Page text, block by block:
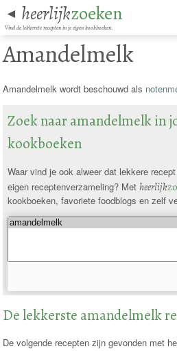
◄ heerlijkzoeken
Vind de lekkerste recepten in je eigen kookboeken.
Amandelmelk
Amandelmelk wordt beschouwd als
Zoek naar amandelmelk in
kookboeken
Waar vind je ook alweer dat lekkere
eigen receptenverzameling? Met heerlijk
kookboeken, favoriete foodblogs en zelf
De lekkerste amandelmelk
De volgende recepten zijn gevonden met